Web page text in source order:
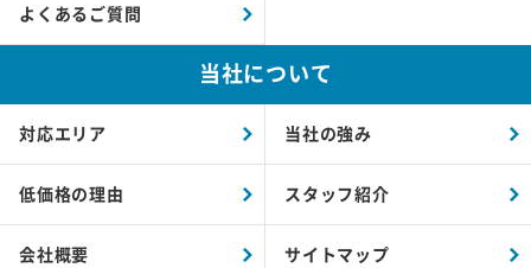
よくあるご質問
当社について
対応エリア 当社の強み
低価格の理由 スタッフ紹介
会社概要 サイトマップ